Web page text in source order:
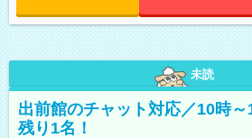
未読
出前館のチャット対応／10時～
残り1名！